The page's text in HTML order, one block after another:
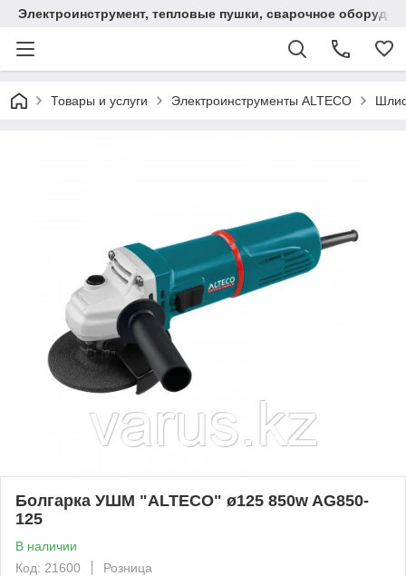
Электроинструмент, тепловые пушки, сварочное
Товары и услуги Электроинструменты ALTECO
Болгарка УШМ "ALTECO" ø125 850w AG850-
125
В наличии
Код: 21600
Розница